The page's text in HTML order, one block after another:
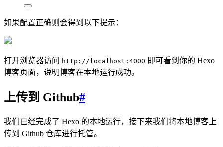
如果配置正确则会得到以下提示：
打开浏览器访问 http://localhost:4000 即可看到你的 Hexo
博客页面，说明博客在本地运行成功。
上传到 Github#
我们已经完成了 Hexo 的本地运行，接下来我们将本地博客上
传到 Github 仓库进行托管。